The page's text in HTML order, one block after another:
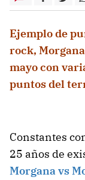
Ejemplo de
rock,
mayo con
puntos del
Constantes
25 años de
Morgana vs